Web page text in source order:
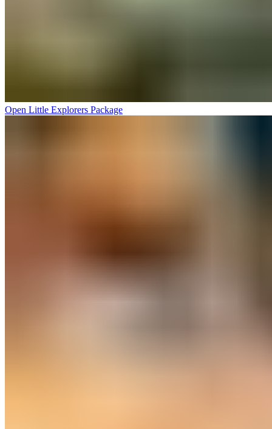
Open Little Explorers Package​​​​‌ ‍ ​‍​‍‌‍ ‌ ​‍‌‍‍‌‌‍‌ ‌‍‍‌‌‍ ‍​‍​‍​ ‍‍​‍​‍‌ ​ ‌‍​‌‌‍ ‍‌‍‍‌‌ ‌​‌ ‍‌​‍ ‍‌‍‍‌‌‍ ​‍​‍​‍ ​​‍​‍‌‍‍​‌ ​‍‌‍‌‌‌‍‌‍​‍​‍​ ‍‍​‍​‍‌‍‍​‌ ‌​‌ ‌​‌ ​​‌ ​ ​ ‍‍​‍ ​‍ ‌‍ ​​‍ ‌‌‍​‌‌‍ ‍‌‍‌​​‍ ‌‌ ​‍​‍ ‌‌‍‍​‌‍ ‌ ‌​‌‍‌‌‌‍ ​‌ ​ ​‍ ‌‌ ​ ‌ ‌​‌ ‌‌‌‍‌​‌‍‍‌‌‍ ​‍ ‍‌ ‌‍‌‍‌‌‌ ​‍‌‍​ ‌‍‌‌‌‍ ​​‍ ‍‌‍​‌‌ ​​‌ ​​​‍ ‌‍‍‌‌‍ ‍‌ ‌​‌‍‌‌‌‍ ‍‌ ‌​​‍ ‌‍‌‌‌‍‌​‌‍‍‌‌ ‌​​‍ ‌‍ ‌‌‍ ‌‍‌​‌‍‌‌​ ‌‌ ​​‌ ​‍‌‍‌‌‌ ​ ‌‍‌‌‌‍ ‍‌ ‌​‌‍​‌‌ ‌​‌‍‍‌‌‍ ‌‍ ‍​ ‍ ‌‍‍‌‌‍‌​​ ‌​ ‍‌​ ​‌​ ‌‍​ ‌‍​ ‍‌‌‍‌​‌‍​‌​ ​​​‍ ‌​ ‌‍‌‍​ ‌‍​ ‌‍​ ​‍ ‌​ ‌​​ ‍‌​ ‌​​ ‌‍​‍ ‌‌‍​‌​ ​‍​ ‌ ​ ‌​​‍ ‌‌‍​‌‌‍​ ‌‍​‍​ ‍‌‌‍​‍​ ​ ‌‍‌‌‌‍​ ​ ​ ‌‍‌​​ ‌ ‌‍​ ​ ‍ ‌ ‌​‌ ‍‌‌ ​​‌‍‌‌​ ‌‌‍‍​‌‍ ‌ ‌​‌‍‌‌‌‍ ​‌‌​ ‌‍‍‌‌ ‌​‌‍‌‌‌‌​​‌‍​‌‌‍‌ ‌‍‌‌​ ‍ ‌ ​​‌‍​‌‌ ‌​‌‍‍​​ ‌‌ ​​‌‍​‌‌‍‌ ‌‍‌‌‌​​‍‌ ‌‌‌‍‍‌‌‍ ​‌‍‌​‌‍‌‌‌ ​‍​‍‌‌​ ‌‌‌​​‍‌‌ ‌‍‍ ‌‍‌‌‌ ‍‌​‍‌‌​ ​ ‌​‌​​‍‌‌​ ​ ‌​‌​​‍‌‌​ ​‍​ ​‍​ ‍​​ ​ ​ ‍​​ ‌ ​ ‍​​ ​‌​ ‌‍‌‍​ ‌‍‌‌​ ‌​​ ​‍‌‍​‌​‍‌‌​ ​‍​ ​‍​‍‌‌​ ‌‌‌​‌​​‍ ‍‌‍​ ‌‍ ‌‍ ‍‌ ‌​‌‍‌‌‌‍ ‍‌ ‌​​‍‌‌​ ‌‌‌​​‍‌‌ ‌‍‍ ‌‍‌‌‌ ‍‌​‍‌‌​ ​ ‌​‌​​‍‌‌​ ​ ‌​‌​​‍‌‌​ ​‍​ ​‍‌‍‌‍​ ​‍‌‍‌‌​ ​​​ ​​​ ​​​ ‌​‌‍​‍​ ‍​​ ‍‌​ ‌‌​ ​ ​‍‌‌​ ​‍​ ​‍​‍‌‌​ ‌‌‌​‌​​‍ ‍‌ ‌​‌‍‍‌‌ ‌​‌‍ ​‌‍‌‌​ ‌‍​‍‌‍​‌‌ ​ ‌‍‌‌‌‌‌‌‌ ​‍‌‍ ​​ ‌‌‍‍​‌ ‌​‌ ‌​‌ ​​‌ ​ ​‍‌‌​ ​ ‌​​‌​‍‌‌​ ​‍‌​‌‍​‍‌‌​ ​‍‌​‌‍‌‍ ​​‍ ‌‌‍​‌‌‍ ‍‌‍‌​​‍ ‌‌ ​‍​‍ ‌‌‍‍​‌‍ ‌ ‌​‌‍‌‌‌‍ ​‌ ​ ​‍ ‌‌ ​ ‌ ‌​‌ ‌‌‌‍‌​‌‍‍‌‌‍ ​‍ ‍‌ ‌‍‌‍‌‌‌ ​‍‌‍​ ‌‍‌‌‌‍ ​​‍ ‍‌‍​‌‌ ​​‌ ​​​‍‌‍‌‍‍‌‌‍‌​​ ‌​ ‍‌​ ​‌​ ‌‍​ ‌‍​ ‍‌‌‍‌​‌‍​‌​ ​​​‍ ‌​ ‌‍‌‍​ ‌‍​ ‌‍​ ​‍ ‌​ ‌​​ ‍‌​ ‌​​ ‌‍​‍ ‌‌‍​‌​ ​‍​ ‌ ​ ‌​​‍ ‌‌‍​‌‌‍​ ‌‍​‍​ ‍‌‌‍​‍​ ​ ‌‍‌‌‌‍​ ​ ​ ‌‍‌​​ ‌ ‌‍​ ​‍‌‍‌ ‌​‌ ‍‌‌ ​​‌‍‌‌​ ‌‌‍‍​‌‍ ‌ ‌​‌‍‌‌‌‍ ​‌‌​ ‌‍‍‌‌ ‌​‌‍‌‌‌‌​​‌‍​‌‌‍‌ ‌‍‌‌​‍‌‍‌ ​​‌‍​‌‌ ‌​‌‍‍​​ ‌‌ ​​‌‍​‌‌‍‌ ‌‍‌‌‌​​‍‌ ‌‌‌‍‍‌‌‍ ​‌‍‌​‌‍‌‌‌ ​‍​‍‌‌​ ‌‌‌​​‍‌‌ ‌‍‍ ‌‍‌‌‌ ‍‌​‍‌‌​ ​ ‌​‌​​‍‌‌​ ​ ‌​‌​​‍‌‌​ ​‍​ ​‍​ ‍​​ ​ ​ ‍​​ ‌ ​ ‍​​ ​‌​ ‌‍‌‍​ ‌‍‌‌​ ‌​​ ​‍‌‍​‌​‍‌‌​ ​‍​ ​‍​‍‌‌​ ‌‌‌​‌​​‍ ‍‌‍​ ‌‍ ‌‍ ‍‌ ‌​‌‍‌‌‌‍ ‍‌ ‌​​‍‌‌​ ‌‌‌​​‍‌‌ ‌‍‍ ‌‍‌‌‌ ‍‌​‍‌‌​ ​ ‌​‌​​‍‌‌​ ​ ‌​‌​​‍‌‌​ ​‍​ ​‍‌‍‌‍​ ​‍‌‍‌‌​ ​​​ ​​​ ​​​ ‌​‌‍​‍​ ‍​​ ‍‌​ ‌‌​ ​ ​‍‌‌​ ​‍​ ​‍​‍‌‌​ ‌‌‌​‌​​‍ ‍‌ ‌​‌‍‍‌‌ ‌​‌‍ ​‌‍‌‌​‍‌‍‌ ​​‌‍‌‌‌ ​‍‌ ​ ‌ ​​‌‍‌‌‌‍​ ‌ ‌​‌‍‍‌‌ ‌‍‌‍‌‌​ ‌‌ ​​‌ ‌‌‌‍​‍‌‍ ​‌‍‍‌‌ ​ ‌‍‍​‌‍‌‌‌‍‌​​‍​‍‌ ‌